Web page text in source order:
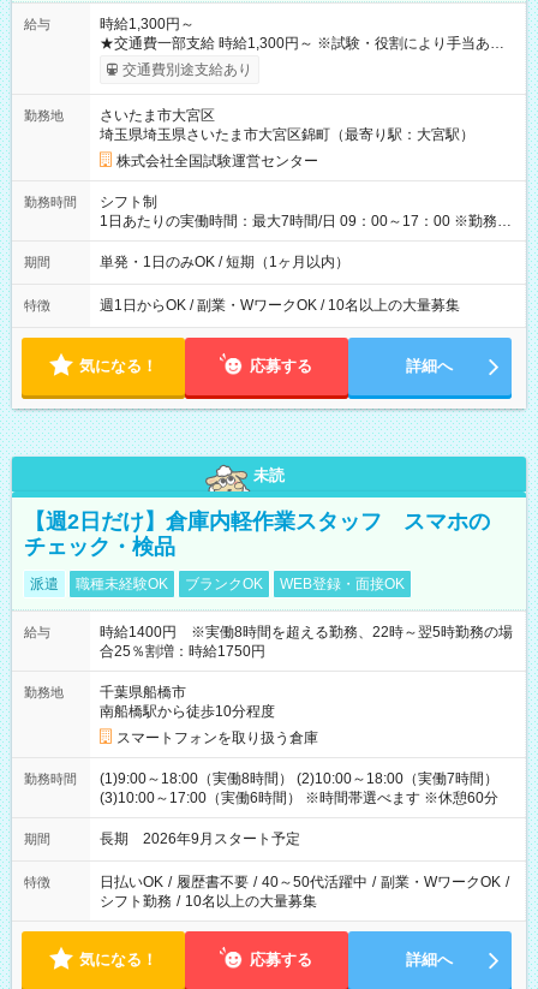
給与
時給1,300円～
★交通費一部支給 時給1,300円～ ※試験・役割により手当あり
※勤務回数により昇給あり 【即給（前払い）オプションあ
り！】 希望される場合、勤務から1週間ほどで給与の一部を受け
例】 ・河合塾模擬試験 8:30～17:30（休憩1時間） 時給1,300円
×8時間＝日収10,400円＋交通費 ※当日の役割により時給＋100
円の場合あり ・国家試験 7:00～13:30（休憩なし） 時給1,300
円（役割手当＋100円）×6時間＝日収8,400円＋交通費 【試用期
間】試用期間なし
交通費別途支給あり
勤務地
さいたま市大宮区
埼玉県埼玉県さいたま市大宮区錦町（最寄り駅：大宮駅）
株式会社全国試験運営センター
勤務時間
シフト制
1日あたりの実働時間：最大7時間/日 09：00～17：00 ※勤務時
間は 試験により異なります。
期間 単発・1日のみOK / 短期（1ヶ月以内）
特徴 週1日からOK / 副業・WワークOK / 10名以上の大量募集
気になる！ 応募する 詳細へ
未読
【週2日だけ】倉庫内軽作業スタッフ スマホの
チェック・検品
派遣 職種未経験OK ブランクOK WEB登録・面接OK
給与
時給1400円 ※実働8時間を超える勤務、22時～翌5時勤務の場
合25％割増：時給1750円
勤務地
千葉県船橋市
南船橋駅から徒歩10分程度
スマートフォンを取り扱う倉庫
勤務時間
(1)9:00～18:00（実働8時間） (2)10:00～18:00（実働7時間）
(3)10:00～17:00（実働6時間） ※時間帯選べます ※休憩60分
期間 長期 2026年9月スタート予定
特徴 日払いOK / 履歴書不要 / 40～50代活躍中 / 副業・WワークOK /
シフト勤務 / 10名以上の大量募集
気になる！ 応募する 詳細へ